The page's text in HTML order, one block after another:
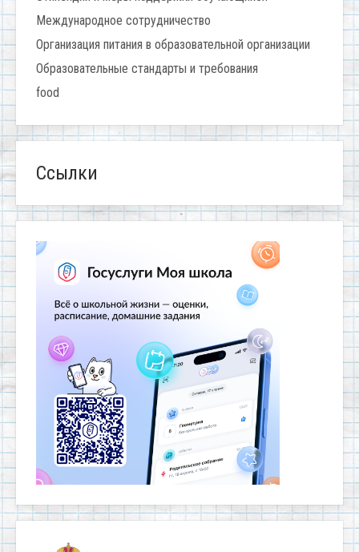
Международное сотрудничество
Организация питания в образовательной организации
Образовательные стандарты и требования
food
Ссылки